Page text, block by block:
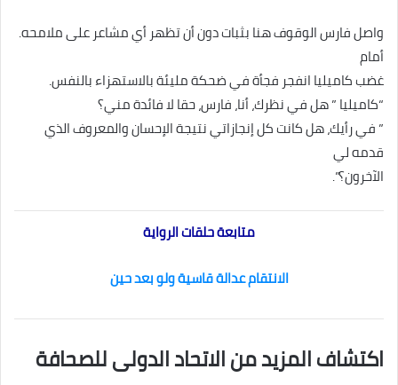
واصل فارس الوقوف هنا بثبات دون أن تظهر أي مشاعر على ملامحه.
أمام
غضب كاميليا انفجر فجأة في ضحكة مليئة بالاستهزاء بالنفس.
“كاميليا ” هل في نظرك، أنا، فارس، حقا لا فائدة مني؟
” في رأيك، هل كانت كل إنجازاتي نتيجة الإحسان والمعروف الذي
قدمه لي
الآخرون؟”.
متابعة حلقات الرواية
الانتقام عدالة قاسية ولو بعد حين
اكتشاف المزيد من الاتحاد الدولى للصحافة